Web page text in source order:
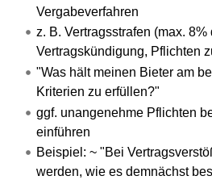
Vergabeverfahren
z. B. Vertragsstrafen (max.
Vertragskündigung, Pflichten
"Was hält meinen Bieter am
Kriterien zu erfüllen?"
ggf. unangenehme Pflichten
einführen
Beispiel: ~ "Bei
werden, wie es demnächst